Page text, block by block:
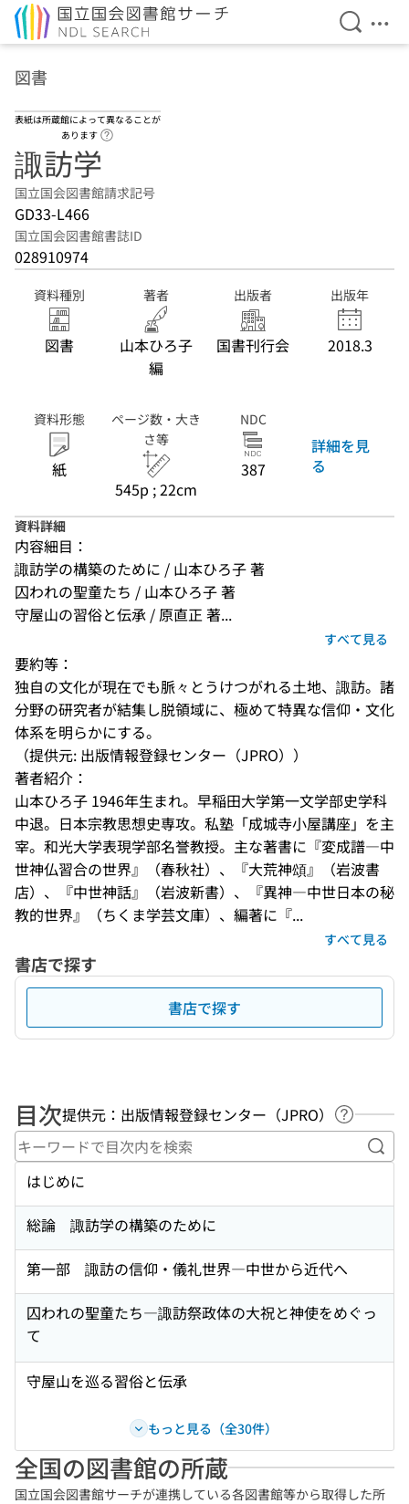
検索を
メ
図書
表紙は所蔵館によって異なることが
あります
諏訪学
国立国会図書館請求記号
GD33-L466
国立国会図書館書誌ID
028910974
資料種別
図書
著者
山本ひろ子
編
出版者
国書刊行会
出版年
2018.3
資料形態
紙
ページ数・大き
さ等
545p ; 22cm
NDC
387
詳細を見
る
資料詳細
内容細目：
諏訪学の構築のために / 山本ひろ子 著
囚われの聖童たち / 山本ひろ子 著
守屋山の習俗と伝承 / 原直正 著...
すべて見る
要約等：
独自の文化が現在でも脈々とうけつがれる土地、諏訪。諸
分野の研究者が結集し脱領域に、極めて特異な信仰・文化
体系を明らかにする。
（提供元: 出版情報登録センター（JPRO））
著者紹介：
山本ひろ子 1946年生まれ。早稲田大学第一文学部史学科
中退。日本宗教思想史専攻。私塾「成城寺小屋講座」を主
宰。和光大学表現学部名誉教授。主な著書に『変成譜―中
世神仏習合の世界』（春秋社）、『大荒神頌』（岩波書
店）、『中世神話』（岩波新書）、『異神―中世日本の秘
教的世界』（ちくま学芸文庫）、編著に『...
すべて見る
書店で探す
書店で探す
目次提供元：出版情報登録センター（JPRO）
ヘルプペ
キ
はじめに
総論 諏訪学の構築のために
第一部 諏訪の信仰・儀礼世界―中世から近代へ
囚われの聖童たち―諏訪祭政体の大祝と神使をめぐっ
て
守屋山を巡る習俗と伝承
もっと見る（全30件）
全国の図書館の所蔵
国立国会図書館サーチが連携している各図書館等から取得した所